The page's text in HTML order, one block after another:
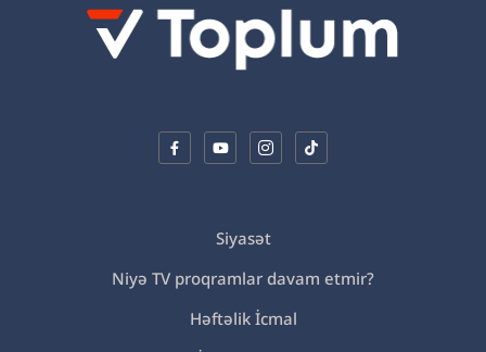
Siyasət
Niyə TV proqramlar davam etmir?
Həftəlik İcmal